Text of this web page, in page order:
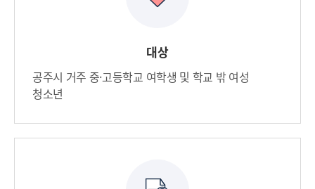
대상
공주시 거주 중·고등학교 여학생 및 학교 밖 여성
청소년